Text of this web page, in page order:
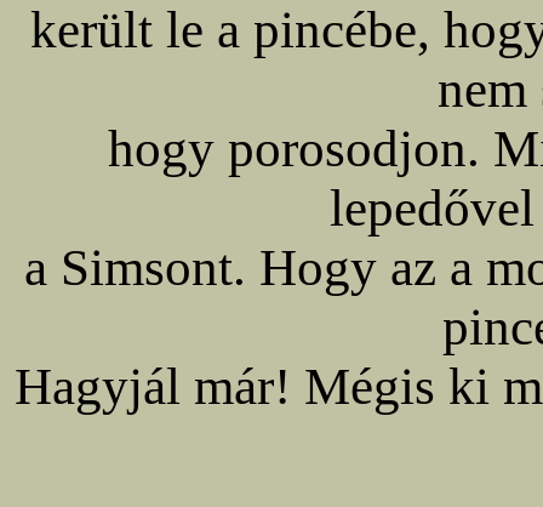
került le a pincébe,
nem
hogy porosodjon.
a Simsont. Hogy az a
Hagyjál már! Mégis ki